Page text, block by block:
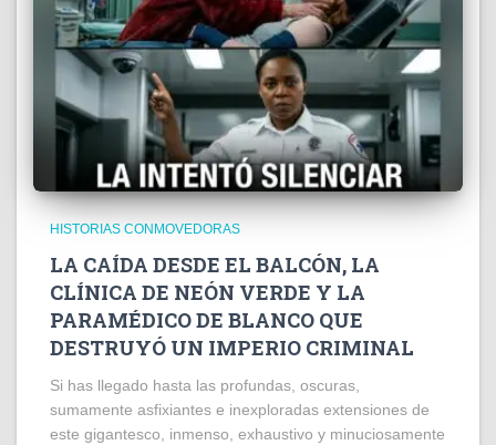
HISTORIAS CONMOVEDORAS
LA CAÍDA DESDE EL BALCÓN, LA
CLÍNICA DE NEÓN VERDE Y LA
PARAMÉDICO DE BLANCO QUE
DESTRUYÓ UN IMPERIO CRIMINAL
Si has llegado hasta las profundas, oscuras,
sumamente asfixiantes e inexploradas extensiones de
este gigantesco, inmenso, exhaustivo y minuciosamente